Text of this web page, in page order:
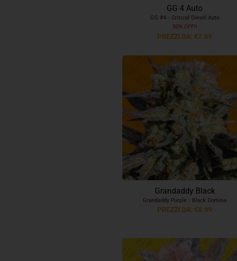
GG 4 Auto
GG #4
Critical Diesel Auto
50% OFF!!
PREZZI DA: €7.99
Grandaddy Black
Grandaddy Purple Black Domina
PREZZI DA: €8.99